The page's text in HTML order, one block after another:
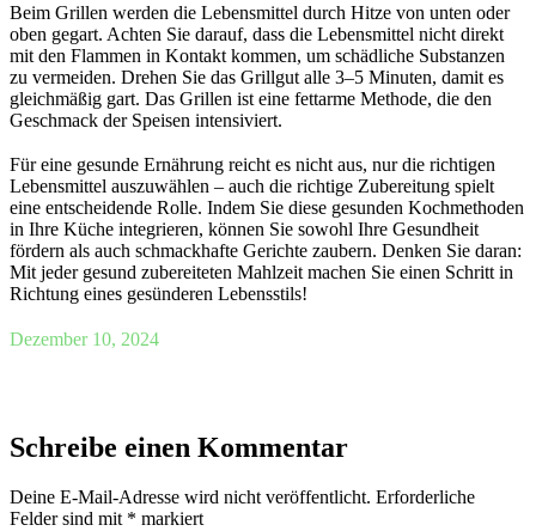
Beim Grillen werden die Lebensmittel durch Hitze von unten oder
oben gegart. Achten Sie darauf, dass die Lebensmittel nicht direkt
mit den Flammen in Kontakt kommen, um schädliche Substanzen
zu vermeiden. Drehen Sie das Grillgut alle 3–5 Minuten, damit es
gleichmäßig gart. Das Grillen ist eine fettarme Methode, die den
Geschmack der Speisen intensiviert.
Für eine gesunde Ernährung reicht es nicht aus, nur die richtigen
Lebensmittel auszuwählen – auch die richtige Zubereitung spielt
eine entscheidende Rolle. Indem Sie diese gesunden Kochmethoden
in Ihre Küche integrieren, können Sie sowohl Ihre Gesundheit
fördern als auch schmackhafte Gerichte zaubern. Denken Sie daran:
Mit jeder gesund zubereiteten Mahlzeit machen Sie einen Schritt in
Richtung eines gesünderen Lebensstils!
Dezember 10, 2024
Schreibe einen Kommentar
Deine E-Mail-Adresse wird nicht veröffentlicht. Erforderliche
Felder sind mit * markiert